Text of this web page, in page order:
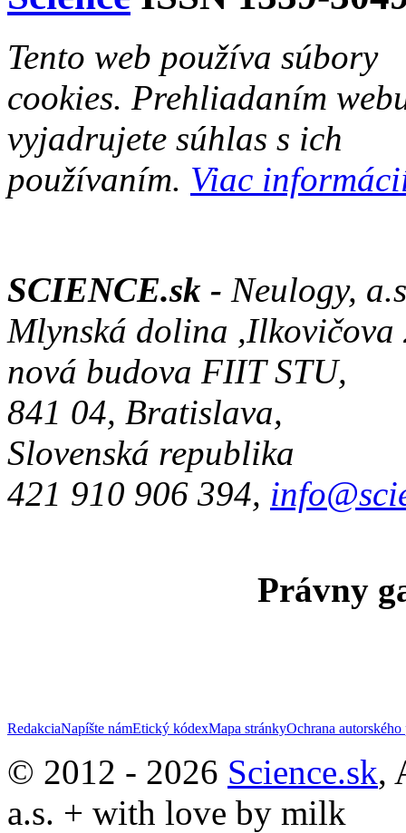
Tento web používa súbory
cookies. Prehliadaním
vyjadrujete súhlas s ich
používaním. Viac
SCIENCE.sk - Neulogy,
Mlynská dolina ,Ilkovičova
nová budova FIIT STU,
841 04, Bratislava,
Slovenská republika
421 910 906 394,
Právny
RedakciaNapíšte námEtický kódexMapa stránkyOchrana autorského
© 2012 - 2026 Science.sk,
a.s. + with love by milk